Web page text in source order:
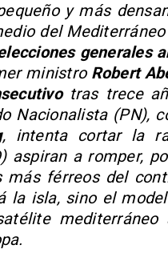
y más
del
generales
ministro Robert
tras trece
Nacionalista (PN),
, intenta cortar la
aspiran a romper,
más férreos del
la isla, sino el